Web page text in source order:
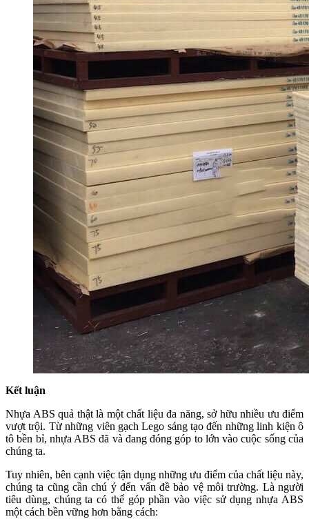
Kết luận
Nhựa ABS quả thật là một chất liệu đa năng, sở hữu nhiều ưu điểm
vượt trội. Từ những viên gạch Lego sáng tạo đến những linh kiện ô
tô bền bỉ, nhựa ABS đã và đang đóng góp to lớn vào cuộc sống của
chúng ta.
Tuy nhiên, bên cạnh việc tận dụng những ưu điểm của chất liệu này,
chúng ta cũng cần chú ý đến vấn đề bảo vệ môi trường. Là người
tiêu dùng, chúng ta có thể góp phần vào việc sử dụng nhựa ABS
một cách bền vững hơn bằng cách: